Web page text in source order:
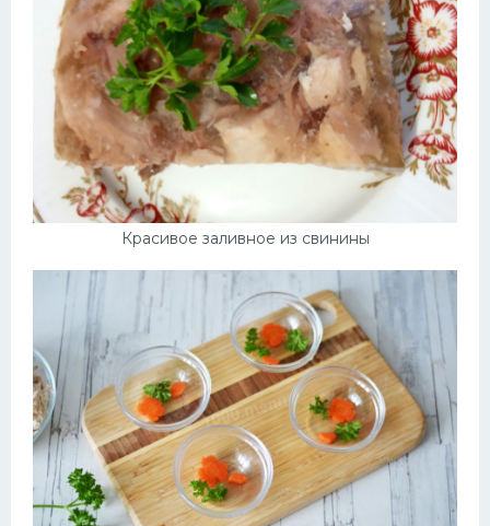
Красивое заливное из свинины